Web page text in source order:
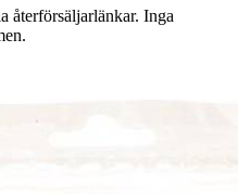
återförsäljarlänkar. Inga